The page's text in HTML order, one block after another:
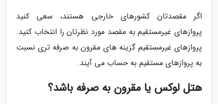
اگر مقصدتان کشورهای خارجی هستند، سعی کنید
پروازهای غیرمستقیم به مقصد مورد نظرتان را انتخاب کنید.
پروازهای غیرمستقیم گزینه های مقرون به صرفه تری نسبت
به پروازهای مستقیم به حساب می آیند.
هتل لوکس یا مقرون به صرفه باشد؟